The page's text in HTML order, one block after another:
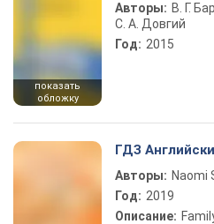
показать
обложку
Авторы: В. Г.
С. А. Довгий
Год: 2015
ГДЗ
Авторы: Naomi
Год: 2019
Описание: